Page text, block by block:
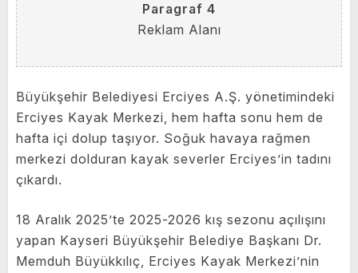
Paragraf 4
Reklam Alanı
Büyükşehir Belediyesi Erciyes A.Ş. yönetimindeki
Erciyes Kayak Merkezi, hem hafta sonu hem de
hafta içi dolup taşıyor. Soğuk havaya rağmen
merkezi dolduran kayak severler Erciyes’in tadını
çıkardı.
18 Aralık 2025’te 2025-2026 kış sezonu açılışını
yapan Kayseri Büyükşehir Belediye Başkanı Dr.
Memduh Büyükkılıç, Erciyes Kayak Merkezi’nin